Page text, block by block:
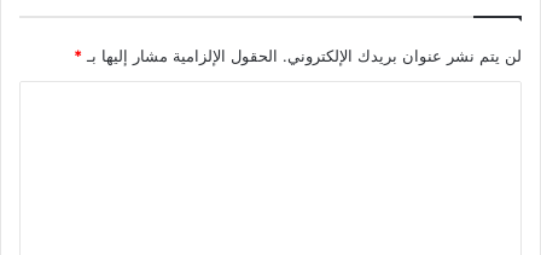
لن يتم نشر عنوان بريدك الإلكتروني. الحقول الإلزامية مشار إليها بـ *